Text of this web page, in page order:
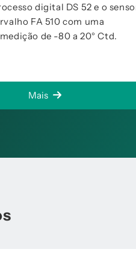
digital DS 52 e o
FA 510 com uma
de -80 a 20° Ctd.
Mais